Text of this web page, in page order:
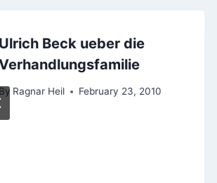
Ulrich Beck ueber die
By Ragnar Heil February 23, 2010